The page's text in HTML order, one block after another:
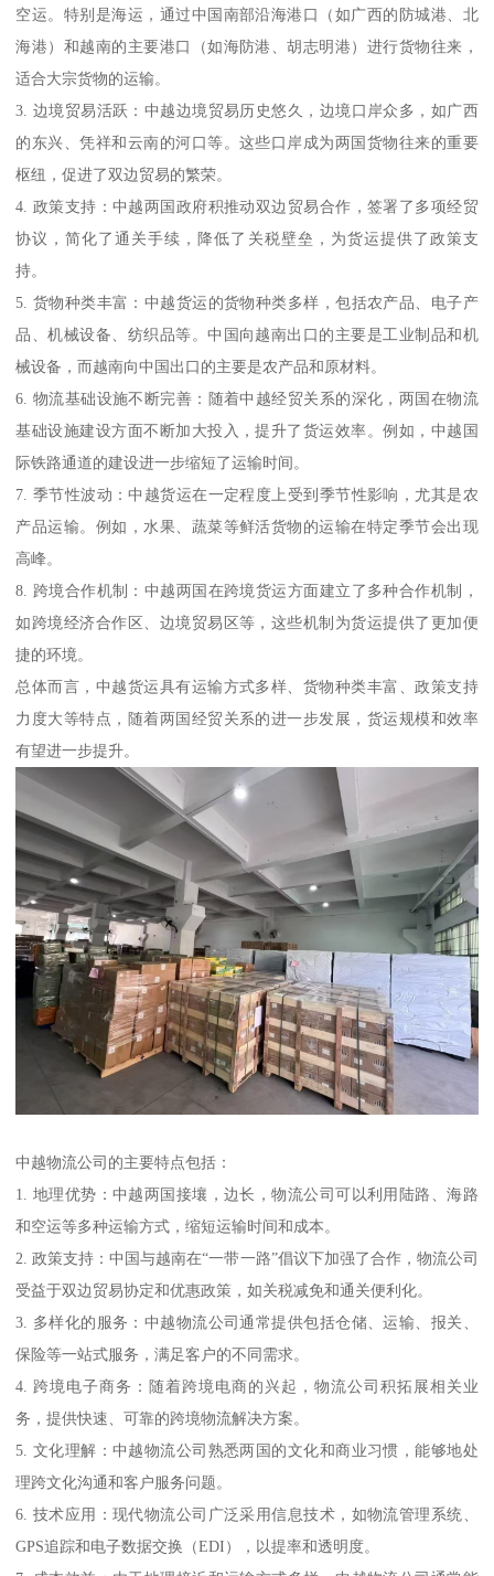
空运。特别是海运，通过中国南部沿海港口（如广西的防城港、北
海港）和越南的主要港口（如海防港、胡志明港）进行货物往来，
适合大宗货物的运输。
3. 边境贸易活跃：中越边境贸易历史悠久，边境口岸众多，如广西
的东兴、凭祥和云南的河口等。这些口岸成为两国货物往来的重要
枢纽，促进了双边贸易的繁荣。
4. 政策支持：中越两国政府积推动双边贸易合作，签署了多项经贸
协议，简化了通关手续，降低了关税壁垒，为货运提供了政策支
持。
5. 货物种类丰富：中越货运的货物种类多样，包括农产品、电子产
品、机械设备、纺织品等。中国向越南出口的主要是工业制品和机
械设备，而越南向中国出口的主要是农产品和原材料。
6. 物流基础设施不断完善：随着中越经贸关系的深化，两国在物流
基础设施建设方面不断加大投入，提升了货运效率。例如，中越国
际铁路通道的建设进一步缩短了运输时间。
7. 季节性波动：中越货运在一定程度上受到季节性影响，尤其是农
产品运输。例如，水果、蔬菜等鲜活货物的运输在特定季节会出现
高峰。
8. 跨境合作机制：中越两国在跨境货运方面建立了多种合作机制，
如跨境经济合作区、边境贸易区等，这些机制为货运提供了更加便
捷的环境。
总体而言，中越货运具有运输方式多样、货物种类丰富、政策支持
力度大等特点，随着两国经贸关系的进一步发展，货运规模和效率
有望进一步提升。
中越物流公司的主要特点包括：
1. 地理优势：中越两国接壤，边长，物流公司可以利用陆路、海路
和空运等多种运输方式，缩短运输时间和成本。
2. 政策支持：中国与越南在“一带一路”倡议下加强了合作，物流公司
受益于双边贸易协定和优惠政策，如关税减免和通关便利化。
3. 多样化的服务：中越物流公司通常提供包括仓储、运输、报关、
保险等一站式服务，满足客户的不同需求。
4. 跨境电子商务：随着跨境电商的兴起，物流公司积拓展相关业
务，提供快速、可靠的跨境物流解决方案。
5. 文化理解：中越物流公司熟悉两国的文化和商业习惯，能够地处
理跨文化沟通和客户服务问题。
6. 技术应用：现代物流公司广泛采用信息技术，如物流管理系统、
GPS追踪和电子数据交换（EDI），以提率和透明度。